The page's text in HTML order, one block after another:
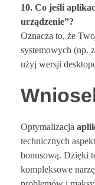
10. Co jeśli
urządzenie”?
Oznacza to, że
systemowych (np.
użyj wersji
Optymalizacja
technicznych
bonusową. Dzięki
kompleksowe